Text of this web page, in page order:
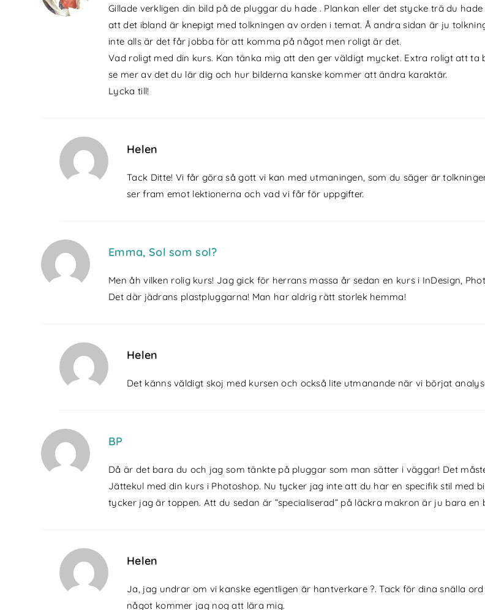
Gillade verkligen din bild på de pluggar du hade . Plankan eller det stycke trä du
att det ibland är knepigt med tolkningen av orden i temat. Å andra sidan är ju
inte alls är det får jobba för att komma på något men roligt är det.
Vad roligt med din kurs. Kan tänka mig att den ger väldigt mycket. Extra roligt att ta
se mer av det du lär dig och hur bilderna kanske kommer att ändra karaktär.
Lycka till!
Helen
Tack Ditte! Vi får göra så gott vi kan med utmaningen, som du säger är
ser fram emot lektionerna och vad vi får för uppgifter.
Emma, Sol som sol?
Men åh vilken rolig kurs! Jag gick för herrans massa år sedan en kurs i InDesign,
Det där jädrans plastpluggarna! Man har aldrig rätt storlek hemma!
Helen
Det känns väldigt skoj med kursen och också lite utmanande när vi börjat
BP
Då är det bara du och jag som tänkte på pluggar som man sätter i väggar! Det
Jättekul med din kurs i Photoshop. Nu tycker jag inte att du har en specifik stil med
tycker jag är toppen. Att du sedan är ”specialiserad” på läckra makron är ju bara en
Helen
Ja, jag undrar om vi kanske egentligen är hantverkare ?. Tack för dina snälla
något kommer jag nog att lära mig.